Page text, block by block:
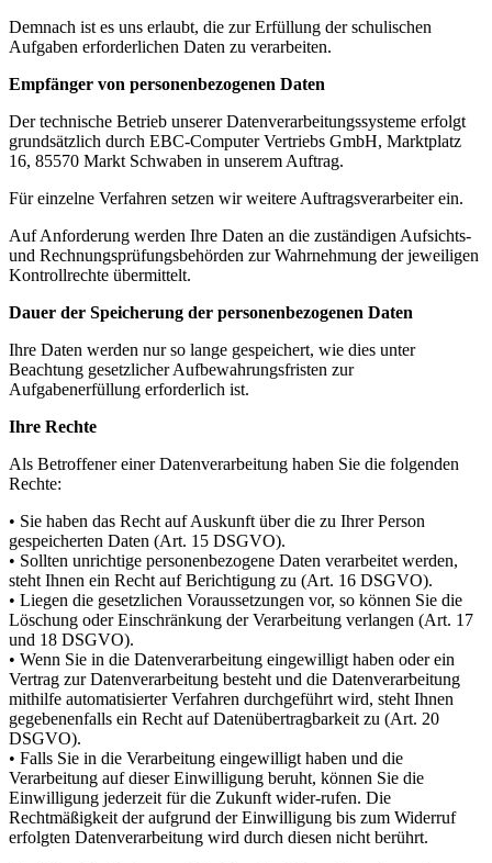
Demnach ist es uns erlaubt, die zur Erfüllung der schulischen
Aufgaben erforderlichen Daten zu verarbeiten.
Empfänger von personenbezogenen Daten
Der technische Betrieb unserer Datenverarbeitungssysteme erfolgt
grundsätzlich durch EBC-Computer Vertriebs GmbH, Marktplatz
16, 85570 Markt Schwaben in unserem Auftrag.
Für einzelne Verfahren setzen wir weitere Auftragsverarbeiter ein.
Auf Anforderung werden Ihre Daten an die zuständigen Aufsichts-
und Rechnungsprüfungsbehörden zur Wahrnehmung der jeweiligen
Kontrollrechte übermittelt.
Dauer der Speicherung der personenbezogenen Daten
Ihre Daten werden nur so lange gespeichert, wie dies unter
Beachtung gesetzlicher Aufbewahrungsfristen zur
Aufgabenerfüllung erforderlich ist.
Ihre Rechte
Als Betroffener einer Datenverarbeitung haben Sie die folgenden
Rechte:
• Sie haben das Recht auf Auskunft über die zu Ihrer Person
gespeicherten Daten (Art. 15 DSGVO).
• Sollten unrichtige personenbezogene Daten verarbeitet werden,
steht Ihnen ein Recht auf Berichtigung zu (Art. 16 DSGVO).
• Liegen die gesetzlichen Voraussetzungen vor, so können Sie die
Löschung oder Einschränkung der Verarbeitung verlangen (Art. 17
und 18 DSGVO).
• Wenn Sie in die Datenverarbeitung eingewilligt haben oder ein
Vertrag zur Datenverarbeitung besteht und die Datenverarbeitung
mithilfe automatisierter Verfahren durchgeführt wird, steht Ihnen
gegebenenfalls ein Recht auf Datenübertragbarkeit zu (Art. 20
DSGVO).
• Falls Sie in die Verarbeitung eingewilligt haben und die
Verarbeitung auf dieser Einwilligung beruht, können Sie die
Einwilligung jederzeit für die Zukunft wider-rufen. Die
Rechtmäßigkeit der aufgrund der Einwilligung bis zum Widerruf
erfolgten Datenverarbeitung wird durch diesen nicht berührt.